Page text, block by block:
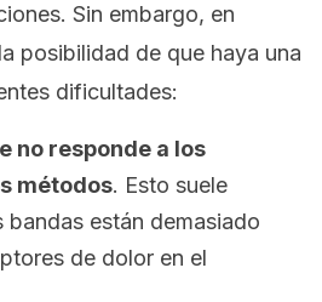
Sin embargo, en
posibilidad de que haya una
dificultades:
no responde a los
métodos. Esto suele
bandas están demasiado
de dolor en el